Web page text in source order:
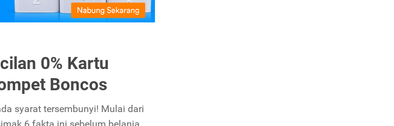
0% Kartu
Boncos
syarat tersembunyi! Mulai dari